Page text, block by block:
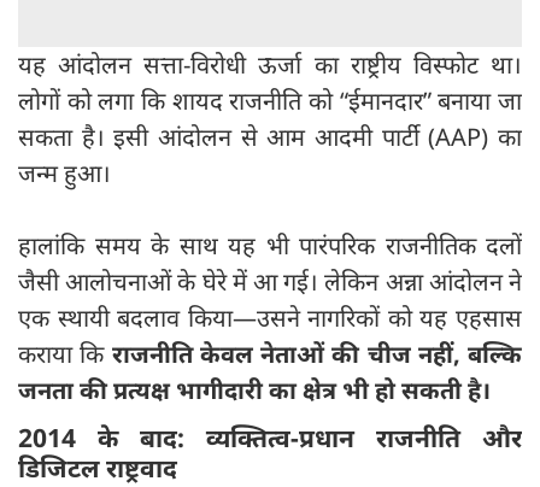
यह आंदोलन सत्ता-विरोधी ऊर्जा का राष्ट्रीय विस्फोट था।
लोगों को लगा कि शायद राजनीति को “ईमानदार” बनाया जा
सकता है। इसी आंदोलन से आम आदमी पार्टी (AAP) का
जन्म हुआ।
हालांकि समय के साथ यह भी पारंपरिक राजनीतिक दलों
जैसी आलोचनाओं के घेरे में आ गई। लेकिन अन्ना आंदोलन ने
एक स्थायी बदलाव किया—उसने नागरिकों को यह एहसास
कराया किराजनीति केवल नेताओं की चीज नहीं, बल्कि
जनता की प्रत्यक्ष भागीदारी का क्षेत्र भी हो सकती है।
2014 के बाद: व्यक्तित्व-प्रधान राजनीति और
डिजिटल राष्ट्रवाद